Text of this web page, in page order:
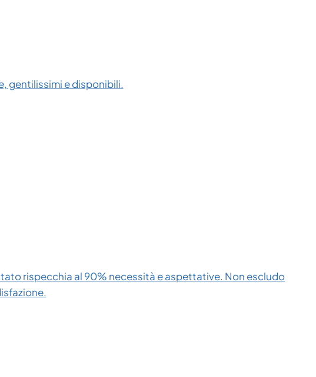
gentilissimi e disponibili.
rispecchia al 90% necessità e aspettative. Non escludo